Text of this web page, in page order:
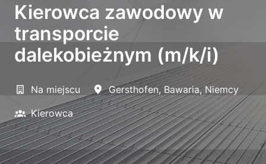
Kierowca zawodowy w
transporcie
dalekobieżnym (m/k/i)
Na miejscu Gersthofen, Bawaria, Niemcy
Kierowca